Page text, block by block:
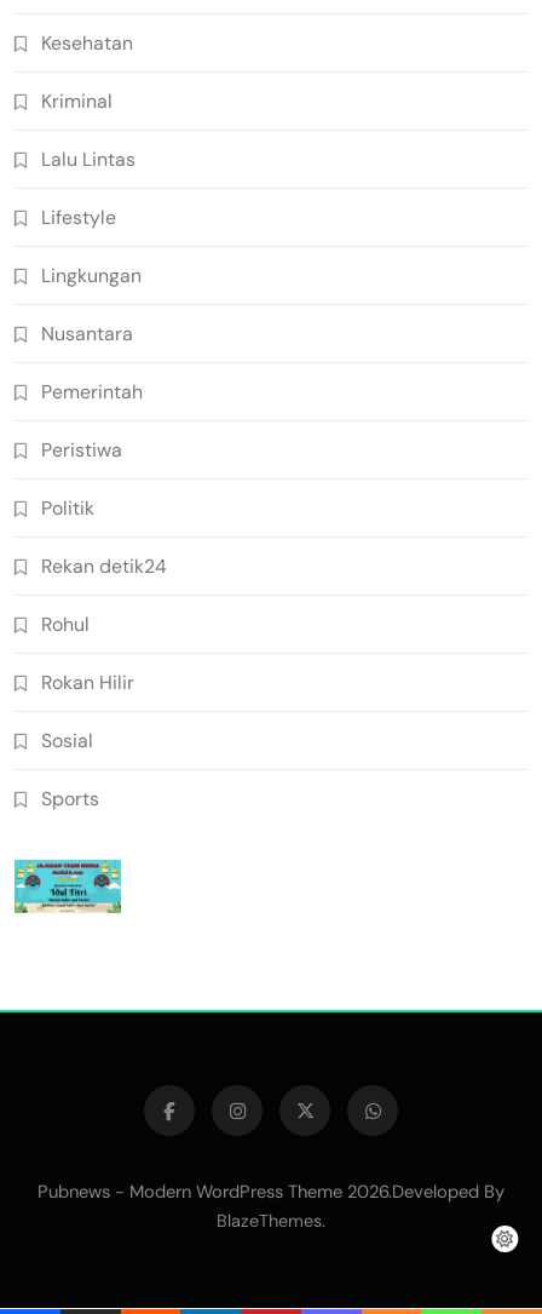
Kesehatan
Kriminal
Lalu Lintas
Lifestyle
Lingkungan
Nusantara
Pemerintah
Peristiwa
Politik
Rekan detik24
Rohul
Rokan Hilir
Sosial
Sports
Pubnews - Modern WordPress Theme 2026.Developed By
BlazeThemes.